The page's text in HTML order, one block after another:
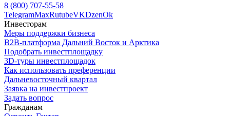
8 (800) 707-55-58
TelegramMaxRutubeVKDzenOk
Инвесторам
Меры поддержки бизнеса
B2B-платформа Дальний Восток и Арктика
Подобрать инвестплощадку
3D-туры инвестплощадок
Как использовать преференции
Дальневосточный квартал
Заявка на инвестпроект
Задать вопрос
Гражданам